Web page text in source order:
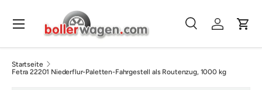
Direkt zum Inhalt
Suchen
SucheEinloggen
Menü
Startseite
Fetra 22201 Niederflur-Paletten-Fahrgestell als Routenzug, 1000 kg